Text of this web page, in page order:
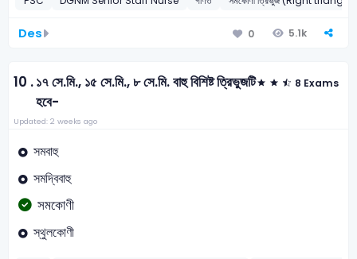
Des 0 5.1k
10 .১৭ সে.মি., ১৫ সে.মি., ৮ সে.মি. বাহু বিশিষ্ট ত্রিভুজটি
হবে-
8 Exams
Updated: 2 weeks ago
সমবাহু
সমদ্বিবাহু
সমকোণী
স্থুলকোণী